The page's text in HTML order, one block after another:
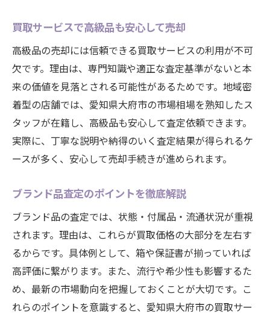
買取サービスで高級品も安心して売却
高級品の売却には信頼できる買取サービスの利用が不可
欠です。理由は、専門知識や適正な査定基準がないと本
来の価値を見落とされる可能性があるためです。地域密
着型の店舗では、愛知県大府市の市場相場を熟知したス
タッフが在籍し、高級品も安心して査定依頼できます。
実際に、丁寧な説明や納得のいく査定結果が得られるケ
ースが多く、安心して売却手続きが進められます。
ブランド品査定のポイントを徹底解説
ブランド品の査定では、状態・付属品・流通状況が重視
されます。理由は、これらが買取価格の大部分を左右す
るからです。具体例として、箱や保証書が揃っていれば
高評価に繋がります。また、流行や希少性も影響するた
め、最新の市場動向を把握しておくことが大切です。こ
れらのポイントを意識すると、愛知県大府市の買取サー